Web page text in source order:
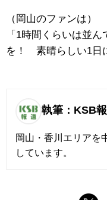
（岡山のファンは）
「1時間くらいは並
を！ 素晴らしい1日
執筆：KSB
岡山・香川エリアを
しています。